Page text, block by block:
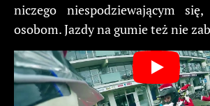
niczego niespodziewającym się,
osobom. Jazdy na gumie też nie